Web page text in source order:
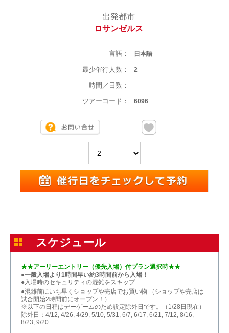
出発都市
ロサンゼルス
言語： 日本語
最少催行人数： 2
時間／日数：
ツアーコード： 6096
スケジュール
★★アーリーエントリー（優先入場）付プラン選択時★★
●一般入場より1時間早い約3時間前から入場！
●入場時のセキュリティの混雑をスキップ​
●混雑前にいち早くショップや売店でお買い物​ （ショップや売店は
試合開始2時間前にオープン！）
※以下の日程はデーゲームのため設定除外日です。（1/28日現在）
除外日：4/12, 4/26, 4/29, 5/10, 5/31, 6/7, 6/17, 6/21, 7/12, 8/16,
8/23, 9/20